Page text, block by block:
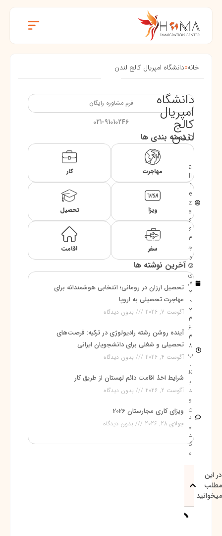
خانه»دانشگاه امپریال کالج لندن
دانشگاه
امپریال
کالج
لندن
a
li
r
e
z
a
6
6
3
ج
و
لا
ی
7,
2
0
2
3
6:
3
8
ب
.
ظ
ب
د
و
ن
د
ی
د
گا
ه
در این
مطلب
میخوانید
فرم مشاوره رایگان
021-91010246
دسته بندی ها
مهاجرت کار
ویزا تحصیل
سفر اقامت
آخرین نوشته ها
تحصیل ارزان در رومانی؛ انتخابی هوشمندانه برای
مهاجرت تحصیلی به اروپا
آگوست 7, 2026 بدون دیدگاه
آینده روشن رشته رادیولوژی در ترکیه: فرصت‌های
تحصیلی و شغلی برای دانشجویان ایرانی
آگوست 4, 2026 بدون دیدگاه
شرایط اخذ اقامت دائم لهستان از طریق کار
آگوست 2, 2026 بدون دیدگاه
ویزای کاری مجارستان 2026
جولای 28, 2026 بدون دیدگاه